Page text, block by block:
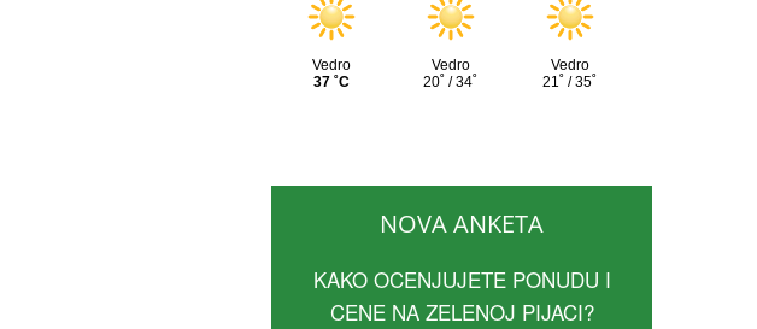
NOVA ANKETA
KAKO OCENJUJETE PONUDU I
CENE NA ZELENOJ PIJACI?